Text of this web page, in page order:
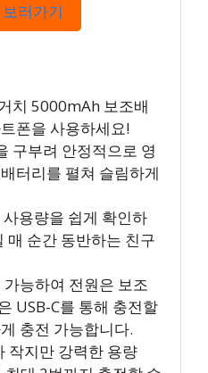
러가기
치 5000mAh 보조배
폰을 사용하세요!
구부려 안정적으로 영
터리를 펼쳐 슬림하게
용량을 쉽게 확인하
매 순간 동반하는 친구
능하여 전원은 보조
USB-C를 통해 충전할
충전 가능합니다.
작지만 강력한 용량